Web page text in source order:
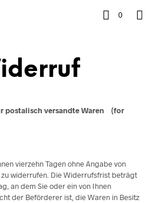
0
postalisch versandte Waren (for
vierzehn Tagen ohne Angabe von
widerrufen. Die Widerrufsfrist beträgt
an dem Sie oder ein von Ihnen
der Beförderer ist, die Waren in Besitz